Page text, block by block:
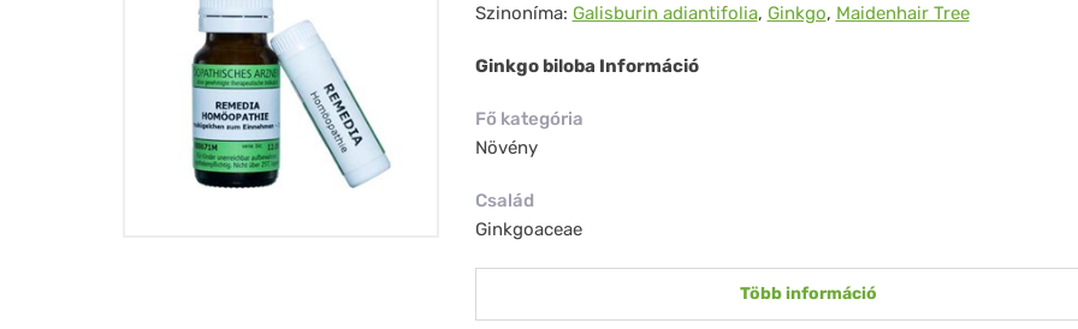
Szinoníma: Galisburin adiantifolia, Ginkgo, Maidenhair Tree
Ginkgo biloba Információ
Fő kategória
Növény
Család
Ginkgoaceae
Több információ